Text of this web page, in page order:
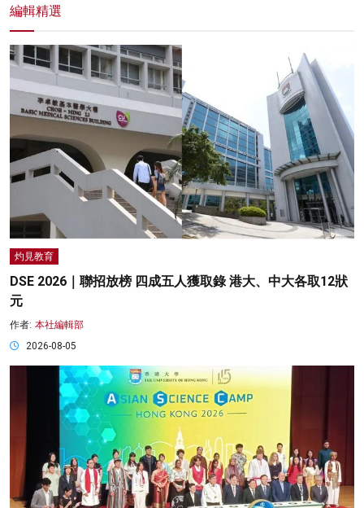
編輯精選
灼見教育
DSE 2026｜聯招放榜 四成五人獲取錄 港大、中大各取12狀
元
作者: 本社編輯部
2026-08-05